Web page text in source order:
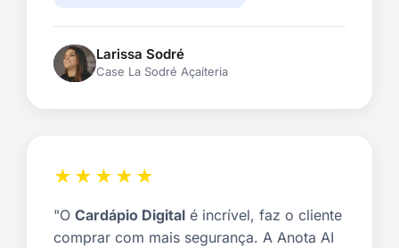
Larissa Sodré
Case La Sodré Açaíteria
★★★★★
"O Cardápio Digital é incrível, faz o cliente
comprar com mais segurança. A Anota AI